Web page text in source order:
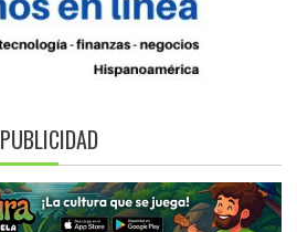
PUBLICIDAD